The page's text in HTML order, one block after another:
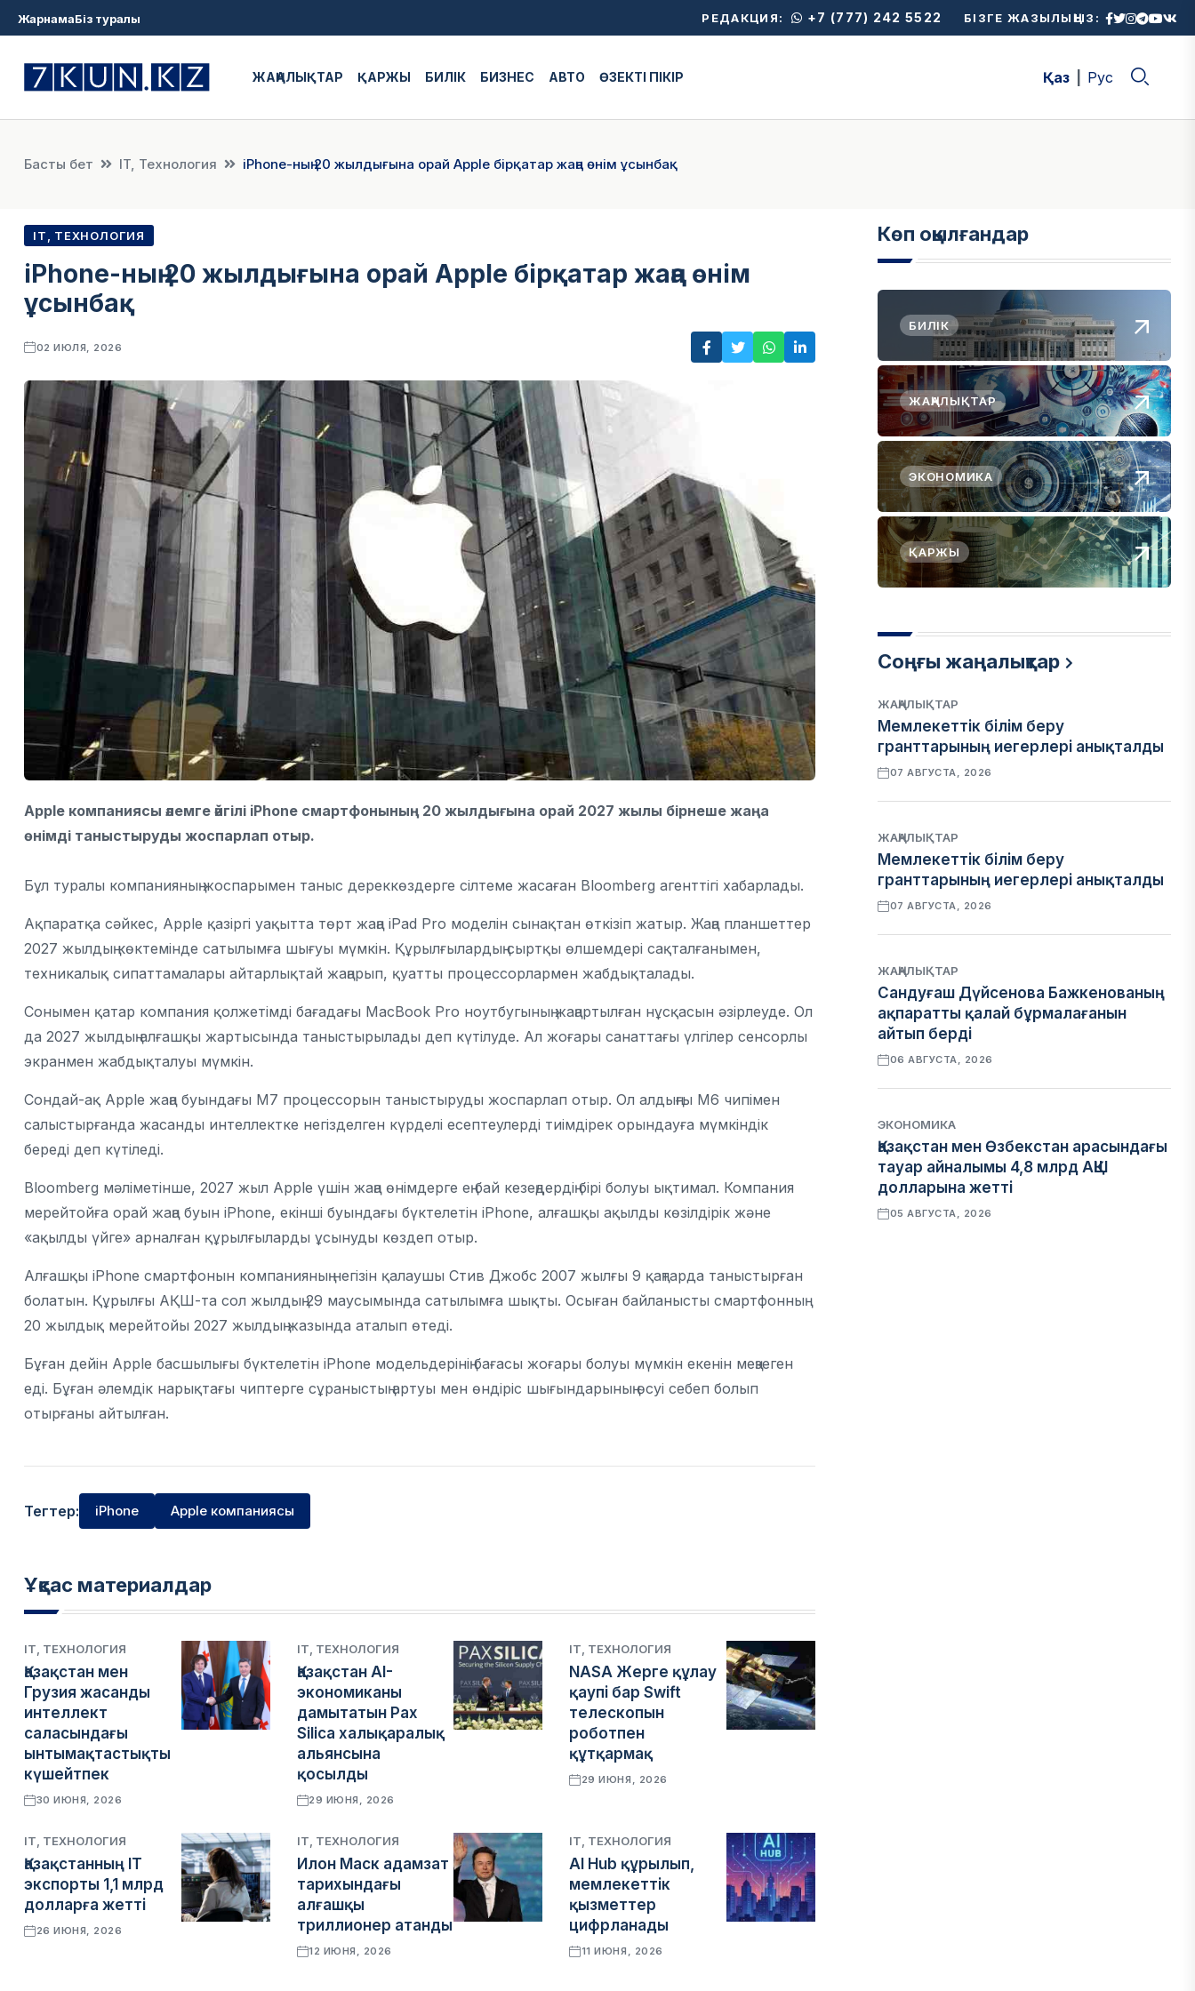
ЖарнамаБіз туралы РЕДАКЦИЯ: +7 (777) 242 5522 БІЗГЕ ЖАЗЫЛЫҢЫЗ:
ЖАҢАЛЫҚТАР ҚАРЖЫ БИЛІК БИЗНЕС АВТО ӨЗЕКТІ ПІКІР Қаз Рус
Басты бет IT, Технология iPhone-ның 20 жылдығына орай Apple бірқатар жаңа өнім ұсынбақ
IT, ТЕХНОЛОГИЯ
iPhone-ның 20 жылдығына орай Apple бірқатар жаңа өнім
ұсынбақ
02 ИЮЛЯ, 2026
Apple компаниясы әлемге әйгілі iPhone смартфонының 20 жылдығына орай 2027 жылы бірнеше жаңа
өнімді таныстыруды жоспарлап отыр.
Бұл туралы компанияның жоспарымен таныс дереккөздерге сілтеме жасаған Bloomberg агенттігі хабарлады.
Ақпаратқа сәйкес, Apple қазіргі уақытта төрт жаңа iPad Pro моделін сынақтан өткізіп жатыр. Жаңа планшеттер
2027 жылдың көктемінде сатылымға шығуы мүмкін. Құрылғылардың сыртқы өлшемдері сақталғанымен,
техникалық сипаттамалары айтарлықтай жаңарып, қуатты процессорлармен жабдықталады.
Сонымен қатар компания қолжетімді бағадағы MacBook Pro ноутбугының жаңартылған нұсқасын әзірлеуде. Ол
да 2027 жылдың алғашқы жартысында таныстырылады деп күтілуде. Ал жоғары санаттағы үлгілер сенсорлы
экранмен жабдықталуы мүмкін.
Сондай-ақ Apple жаңа буындағы M7 процессорын таныстыруды жоспарлап отыр. Ол алдыңғы M6 чипімен
салыстырғанда жасанды интеллектке негізделген күрделі есептеулерді тиімдірек орындауға мүмкіндік
береді деп күтіледі.
Bloomberg мәліметінше, 2027 жыл Apple үшін жаңа өнімдерге ең бай кезеңдердің бірі болуы ықтимал. Компания
мерейтойға орай жаңа буын iPhone, екінші буындағы бүктелетін iPhone, алғашқы ақылды көзілдірік және
«ақылды үйге» арналған құрылғыларды ұсынуды көздеп отыр.
Алғашқы iPhone смартфонын компанияның негізін қалаушы Стив Джобс 2007 жылғы 9 қаңтарда таныстырған
болатын. Құрылғы АҚШ-та сол жылдың 29 маусымында сатылымға шықты. Осыған байланысты смартфонның
20 жылдық мерейтойы 2027 жылдың жазында аталып өтеді.
Бұған дейін Apple басшылығы бүктелетін iPhone модельдерінің бағасы жоғары болуы мүмкін екенін меңзеген
еді. Бұған әлемдік нарықтағы чиптерге сұраныстың артуы мен өндіріс шығындарының өсуі себеп болып
отырғаны айтылған.
Тегтер: iPhone Apple компаниясы
Ұқсас материалдар
IT, ТЕХНОЛОГИЯ
Қазақстан мен
Грузия жасанды
интеллект
саласындағы
ынтымақтастықты
күшейтпек
30 ИЮНЯ, 2026
IT, ТЕХНОЛОГИЯ
Қазақстан AI-
экономиканы
дамытатын Pax
Silica халықаралық
альянсына
қосылды
29 ИЮНЯ, 2026
IT, ТЕХНОЛОГИЯ
NASA Жерге құлау
қаупі бар Swift
телескопын
роботпен
құтқармақ
29 ИЮНЯ, 2026
IT, ТЕХНОЛОГИЯ
Қазақстанның IT
экспорты 1,1 млрд
долларға жетті
26 ИЮНЯ, 2026
IT, ТЕХНОЛОГИЯ
Илон Маск адамзат
тарихындағы
алғашқы
триллионер атанды
12 ИЮНЯ, 2026
IT, ТЕХНОЛОГИЯ
AI Hub құрылып,
мемлекеттік
қызметтер
цифрланады
11 ИЮНЯ, 2026
Көп оқылғандар
БИЛІК
ЖАҢАЛЫҚТАР
ЭКОНОМИКА
ҚАРЖЫ
Соңғы жаңалықтар
ЖАҢАЛЫҚТАР
Мемлекеттік білім беру
гранттарының иегерлері анықталды
07 АВГУСТА, 2026
ЖАҢАЛЫҚТАР
Мемлекеттік білім беру
гранттарының иегерлері анықталды
07 АВГУСТА, 2026
ЖАҢАЛЫҚТАР
Сандуғаш Дүйсенова Бажкенованың
ақпаратты қалай бұрмалағанын
айтып берді
06 АВГУСТА, 2026
ЭКОНОМИКА
Қазақстан мен Өзбекстан арасындағы
тауар айналымы 4,8 млрд АҚШ
долларына жетті
05 АВГУСТА, 2026